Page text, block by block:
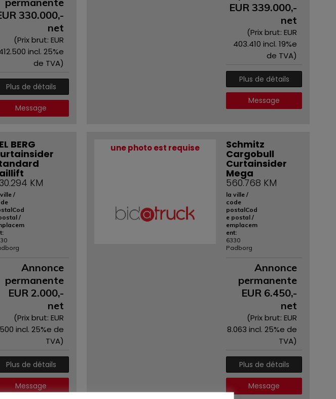
330.000,-
net
(Prix ​​brut: EUR
incl. 25%e
de TVA)
Plus de détails
Message
EUR 339.000,-
net
(Prix ​​brut: EUR
403.410 incl. 19%e
de TVA)
Plus de détails
Message
BERG
KM
/
/
Annonce
permanente
EUR 2.000,-
net
(Prix ​​brut: EUR
incl. 25%e de
TVA)
Plus de détails
Message
une photo est requise Schmitz
Cargobull
Curtainsider
Mega
560.768 KM
la ville /
code
postalCod
e postal /
emplacem
ent:
6330
Padborg
Annonce
permanente
EUR 6.450,-
net
(Prix ​​brut: EUR
8.063 incl. 25%e de
TVA)
Plus de détails
Message